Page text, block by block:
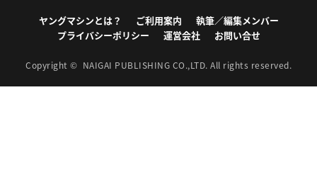
ヤングマシンとは？ ご利用案内
執筆／編集メンバー
プライバシーポリシー
運営会社 お問い合せ
Copyright © NAIGAI PUBLISHING CO.,LTD. All rights reserved.